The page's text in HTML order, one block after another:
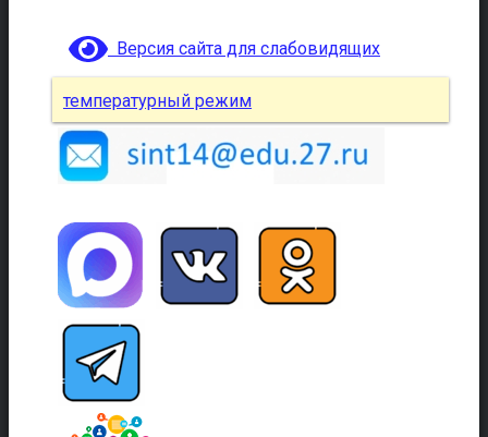
Версия сайта для слабовидящих
температурный режим